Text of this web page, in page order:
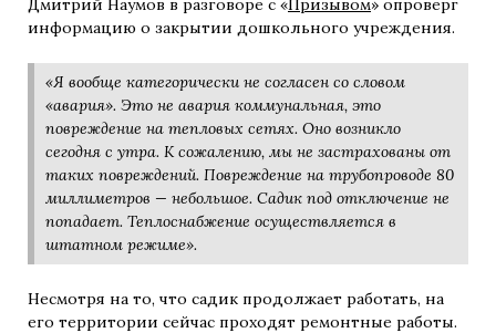
Дмитрий Наумов в разговоре с «Призывом» опроверг
информацию о закрытии дошкольного учреждения.
«Я вообще категорически не согласен со словом
«авария». Это не авария коммунальная, это
повреждение на тепловых сетях. Оно возникло
сегодня с утра. К сожалению, мы не застрахованы от
таких повреждений. Повреждение на трубопроводе 80
миллиметров — небольшое. Садик под отключение не
попадает. Теплоснабжение осуществляется в
штатном режиме».
Несмотря на то, что садик продолжает работать, на
его территории сейчас проходят ремонтные работы.